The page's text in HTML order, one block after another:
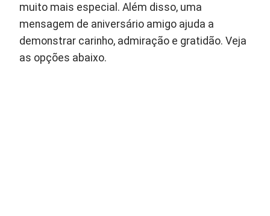
muito mais especial. Além disso, uma
mensagem de aniversário amigo ajuda a
demonstrar carinho, admiração e gratidão. Veja
as opções abaixo.